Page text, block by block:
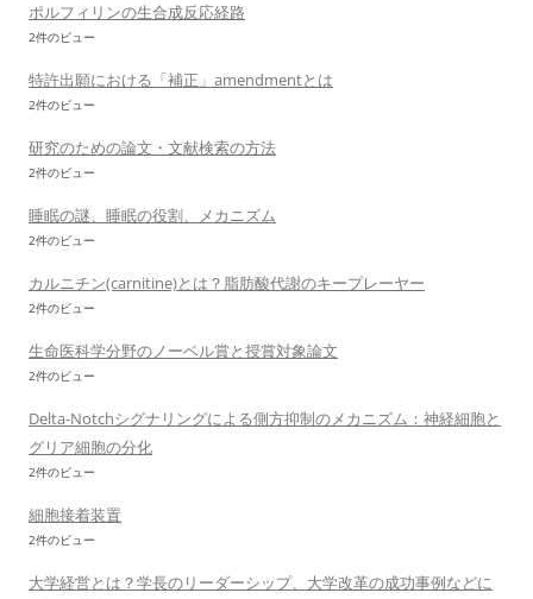
ポルフィリンの生合成反応経路
2件のビュー
特許出願における「補正」amendmentとは
2件のビュー
研究のための論文・文献検索の方法
2件のビュー
睡眠の謎、睡眠の役割、メカニズム
2件のビュー
カルニチン(carnitine)とは？脂肪酸代謝のキープレーヤー
2件のビュー
生命医科学分野のノーベル賞と授賞対象論文
2件のビュー
Delta-Notchシグナリングによる側方抑制のメカニズム：神経細胞と
グリア細胞の分化
2件のビュー
細胞接着装置
2件のビュー
大学経営とは？学長のリーダーシップ、大学改革の成功事例などに